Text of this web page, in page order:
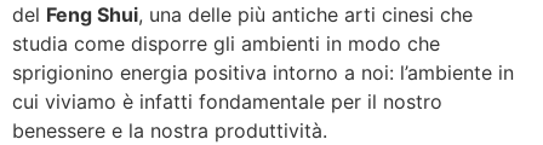
del Feng Shui, una delle più antiche arti cinesi che
studia come disporre gli ambienti in modo che
sprigionino energia positiva intorno a noi: l’ambiente in
cui viviamo è infatti fondamentale per il nostro
benessere e la nostra produttività.